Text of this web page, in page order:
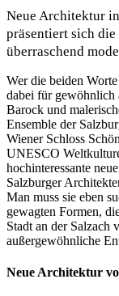
Neue Architektur
präsentiert sich
überraschend
Wer die beiden
dabei für gewöhnlich
Barock und
Ensemble der
Wiener Schloss
UNESCO
hochinteressante
Salzburger
Man muss sie eben
gewagten Formen,
Stadt an der Salzach
außergewöhnliche
Neue Architektur